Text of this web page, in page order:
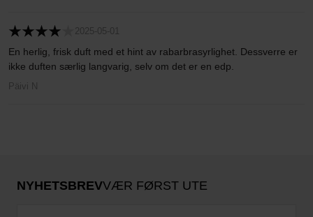
2025-05-01
En herlig, frisk duft med et hint av rabarbrasyrlighet. Dessverre er
ikke duften særlig langvarig, selv om det er en edp.
Päivi N
NYHETSBREVVÆR FØRST UTE